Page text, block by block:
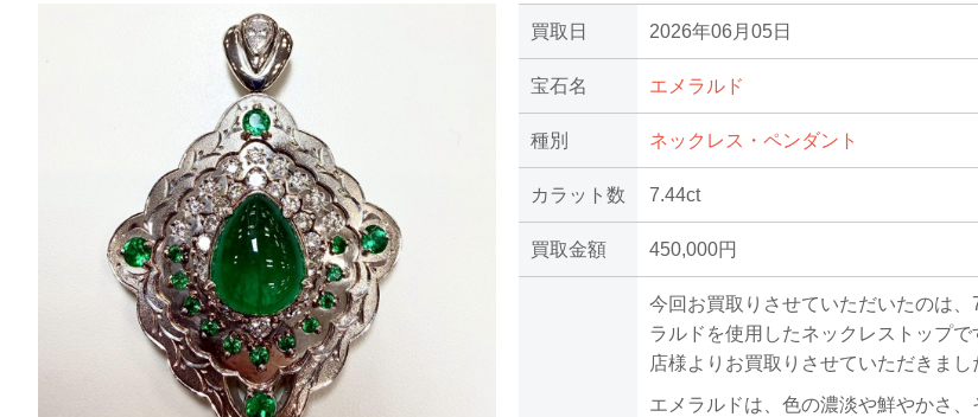
買取日 2026年06月05日
宝石名 エメラルド
種別 ネックレス・ペンダント
カラット数 7.44ct
買取金額 450,000円
今回お買取りさせていただいたのは、
ラルドを使用したネックレストップで
店様よりお買取りさせていただきまし
エメラルドは、色の濃淡や鮮やかさ